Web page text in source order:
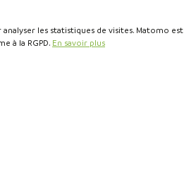
les statistiques de visites. Matomo est
à la RGPD. En savoir plus